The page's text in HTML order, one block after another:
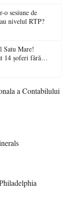
o sesiune de
nivelul RTP?
Satu Mare!
14 șoferi fără